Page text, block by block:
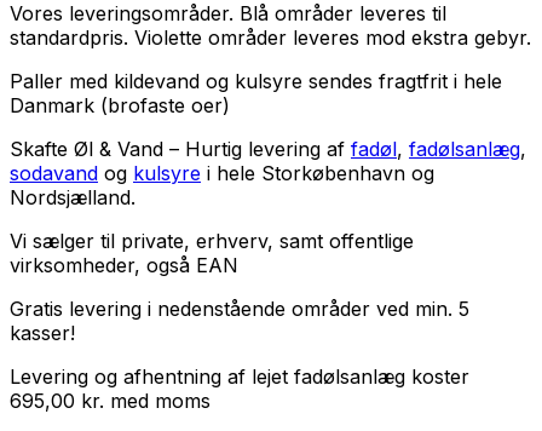
Vores leveringsområder. Blå områder leveres til
standardpris. Violette områder leveres mod ekstra gebyr.
Paller med kildevand og kulsyre sendes fragtfrit i hele
Danmark (brofaste oer)
Skafte Øl & Vand – Hurtig levering af fadøl, fadølsanlæg,
sodavand og kulsyre i hele Storkøbenhavn og
Nordsjælland.
Vi sælger til private, erhverv, samt offentlige
virksomheder, også EAN
Gratis levering i nedenstående områder ved min. 5
kasser!
Levering og afhentning af lejet fadølsanlæg koster
695,00 kr. med moms